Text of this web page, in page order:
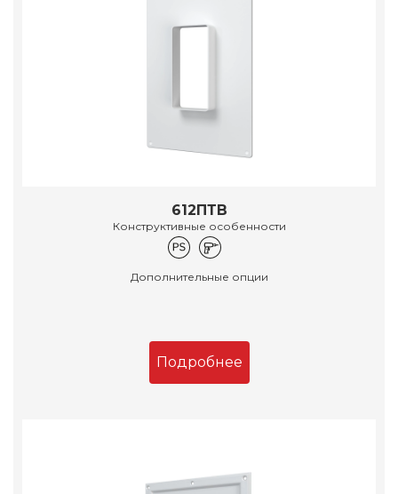
612ПТВ
Конструктивные особенности
Дополнительные опции
Подробнее